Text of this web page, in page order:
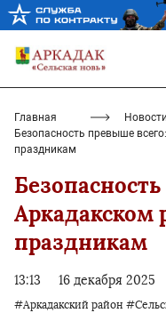
Главная
Новости
Безопасность превыше
праздникам
Аркадакском
праздникам
13:13 16 декабря 2025
#Аркадакский район